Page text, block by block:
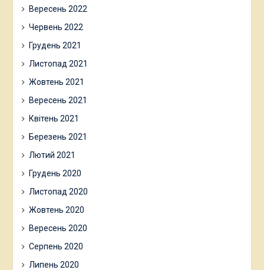
Вересень 2022
Червень 2022
Грудень 2021
Листопад 2021
Жовтень 2021
Вересень 2021
Квітень 2021
Березень 2021
Лютий 2021
Грудень 2020
Листопад 2020
Жовтень 2020
Вересень 2020
Серпень 2020
Липень 2020